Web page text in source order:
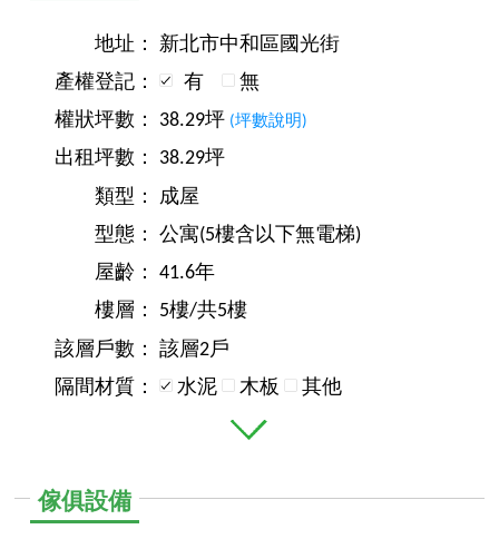
地址：
新北市中和區國光街
產權登記：
有
無
權狀坪數：
38.29坪 (坪數說明)
出租坪數：
38.29坪
類型：
成屋
型態：
公寓(5樓含以下無電梯)
屋齡：
41.6年
樓層：
5樓/共5樓
該層戶數：
該層2戶
隔間材質：
水泥 木板 其他
傢俱設備